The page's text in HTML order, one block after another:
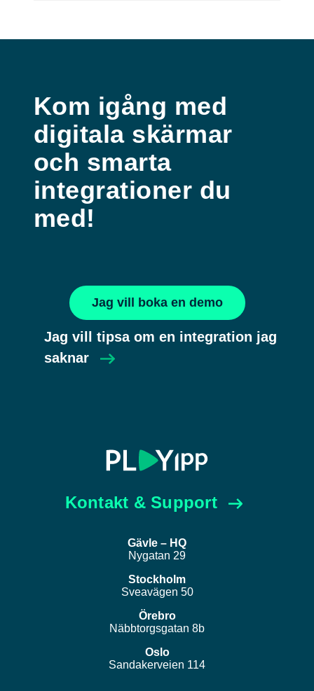
Kom igång med
digitala skärmar
och smarta
integrationer du
med!
Jag vill boka en demo
Jag vill tipsa om en integration jag
saknar
Kontakt & Support
Gävle – HQ
Nygatan 29
Stockholm
Sveavägen 50
Örebro
Näbbtorgsgatan 8b
Oslo
Sandakerveien 114